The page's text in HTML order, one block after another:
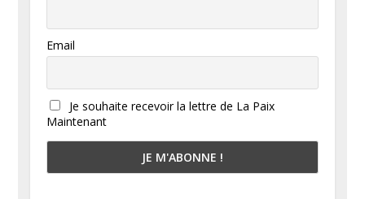
Email
Je souhaite recevoir la lettre de La Paix
Maintenant